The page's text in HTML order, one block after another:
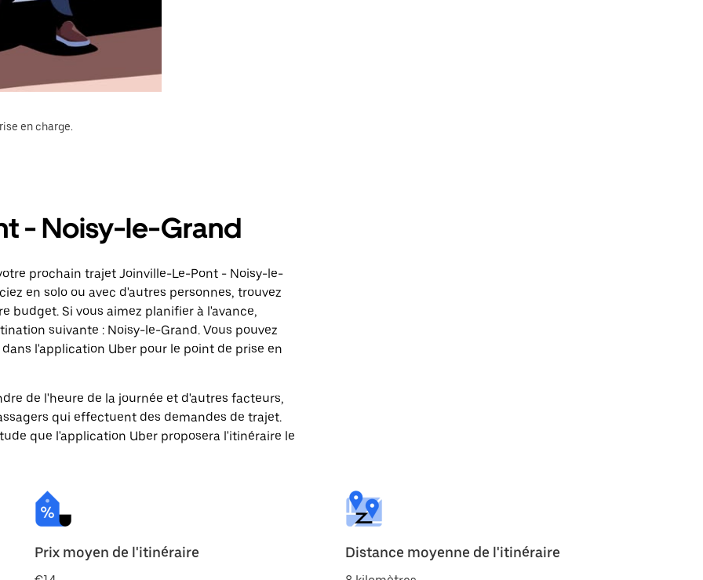
en charge.
- Noisy-le-Grand
prochain trajet Joinville-Le-Pont - Noisy-le-
en solo ou avec d'autres personnes, trouvez
budget. Si vous aimez planifier à l'avance,
suivante : Noisy-le-Grand. Vous pouvez
l'application Uber pour le point de prise en
de l'heure de la journée et d'autres facteurs,
qui effectuent des demandes de trajet.
que l'application Uber proposera l'itinéraire le
Prix moyen de l'itinéraire Distance moyenne de l'itinéraire